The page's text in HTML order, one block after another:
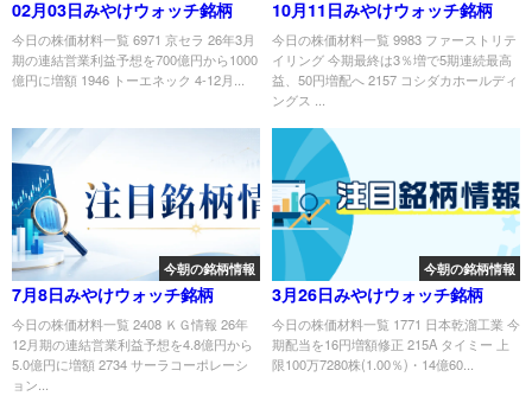
02月03日みやけウォッチ銘柄
今日の株価材料一覧 6971 京セラ 26年3月
期の連結営業利益予想を700億円から1000
億円に増額 1946 トーエネック 4-12月...
10月11日みやけウォッチ銘柄
今日の株価材料一覧 9983 ファーストリテ
イリング 今期最終は3％増で5期連続最高
益、50円増配へ 2157 コシダカホールディ
ングス ...
今朝の銘柄情報
7月8日みやけウォッチ銘柄
今日の株価材料一覧 2408 ＫＧ情報 26年
12月期の連結営業利益予想を4.8億円から
5.0億円に増額 2734 サーラコーポレーシ
ョン...
今朝の銘柄情報
3月26日みやけウォッチ銘柄
今日の株価材料一覧 1771 日本乾溜工業 今
期配当を16円増額修正 215A タイミー 上
限100万7280株(1.00％)・14億60...